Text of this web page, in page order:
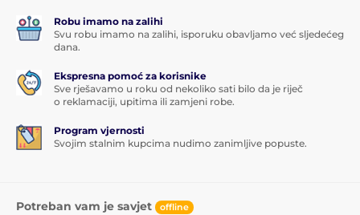
Robu imamo na zalihi
Svu robu imamo na zalihi, isporuku obavljamo već sljedećeg
dana.
Ekspresna pomoć za korisnike
Sve rješavamo u roku od nekoliko sati bilo da je riječ
o reklamaciji, upitima ili zamjeni robe.
Program vjernosti
Svojim stalnim kupcima nudimo zanimljive popuste.
Potreban vam je savjet offline